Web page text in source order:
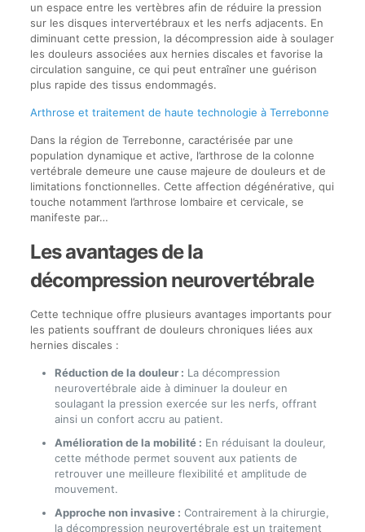
un espace entre les vertèbres afin de réduire la pression
sur les disques intervertébraux et les nerfs adjacents. En
diminuant cette pression, la décompression aide à soulager
les douleurs associées aux hernies discales et favorise la
circulation sanguine, ce qui peut entraîner une guérison
plus rapide des tissus endommagés.
Arthrose et traitement de haute technologie à Terrebonne
Dans la région de Terrebonne, caractérisée par une
population dynamique et active, l’arthrose de la colonne
vertébrale demeure une cause majeure de douleurs et de
limitations fonctionnelles. Cette affection dégénérative, qui
touche notamment l’arthrose lombaire et cervicale, se
manifeste par…
Les avantages de la
décompression neurovertébrale
Cette technique offre plusieurs avantages importants pour
les patients souffrant de douleurs chroniques liées aux
hernies discales :
Réduction de la douleur : La décompression
neurovertébrale aide à diminuer la douleur en
soulagant la pression exercée sur les nerfs, offrant
ainsi un confort accru au patient.
Amélioration de la mobilité : En réduisant la douleur,
cette méthode permet souvent aux patients de
retrouver une meilleure flexibilité et amplitude de
mouvement.
Approche non invasive : Contrairement à la chirurgie,
la décompression neurovertébrale est un traitement